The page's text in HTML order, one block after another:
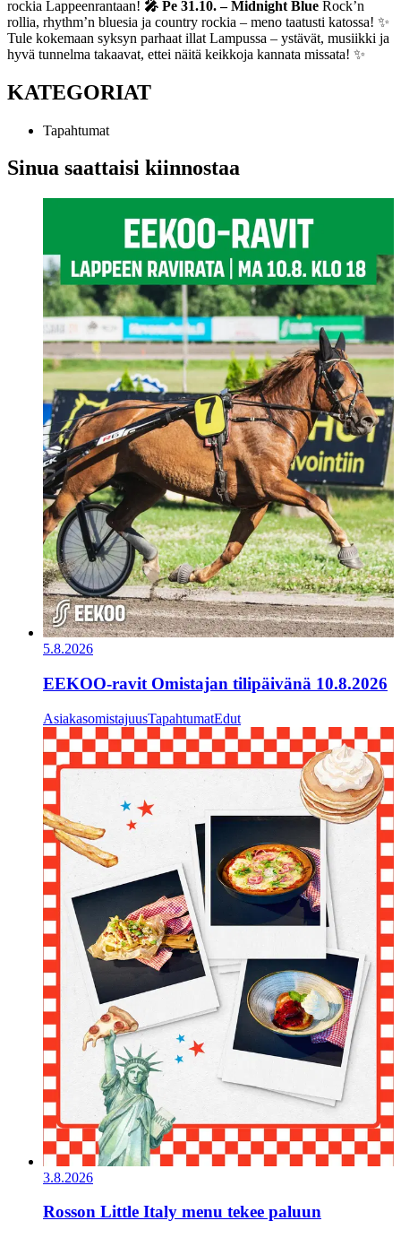
rockia Lappeenrantaan! 🎤 Pe 31.10. – Midnight Blue Rock’n
rollia, rhythm’n bluesia ja country rockia – meno taatusti katossa! ✨
Tule kokemaan syksyn parhaat illat Lampussa – ystävät, musiikki ja
hyvä tunnelma takaavat, ettei näitä keikkoja kannata missata! ✨
KATEGORIAT
Tapahtumat
Sinua saattaisi kiinnostaa
5.8.2026
EEKOO-ravit Omistajan tilipäivänä 10.8.2026
AsiakasomistajuusTapahtumatEdut
3.8.2026
Rosson Little Italy menu tekee paluun